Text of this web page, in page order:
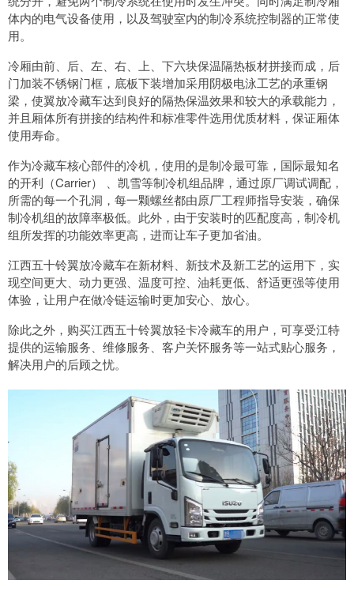
体内的电气设备使用，以及驾驶室内的制冷系统控制器的正常使
用。
冷厢由前、后、左、右、上、下六块保温隔热板材拼接而成，后
门加装不锈钢门框，底板下装增加采用阴极电泳工艺的承重钢
梁，使翼放冷藏车达到良好的隔热保温效果和较大的承载能力，
并且厢体所有拼接的结构件和标准零件选用优质材料，保证厢体
使用寿命。
作为冷藏车核心部件的冷机，使用的是制冷最可靠，国际最知名
的开利（Carrier） 、凯雪等制冷机组品牌，通过原厂调试调配，
所需的每一个孔洞，每一颗螺丝都由原厂工程师指导安装，确保
制冷机组的故障率极低。此外，由于安装时的匹配度高，制冷机
组所发挥的功能效率更高，进而让车子更加省油。
江西五十铃翼放冷藏车在新材料、新技术及新工艺的运用下，实
现空间更大、动力更强、温度可控、油耗更低、舒适更强等使用
体验，让用户在做冷链运输时更加安心、放心。
除此之外，购买江西五十铃翼放轻卡冷藏车的用户，可享受江特
提供的运输服务、维修服务、客户关怀服务等一站式贴心服务，
解决用户的后顾之忧。